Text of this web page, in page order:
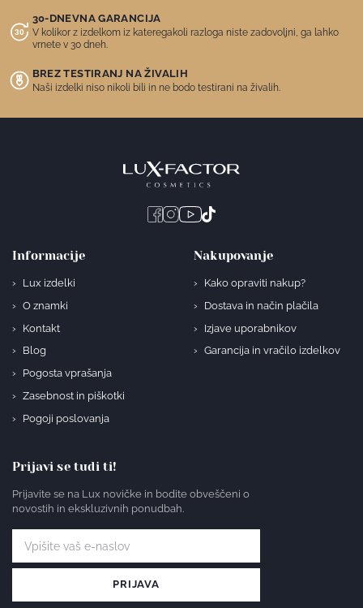
30-DNEVNA GARANCIJA
V kolikor z izdelkom iz kateregakoli razloga niste zadovoljni, ga lahko
vrnete v 30 dneh.
BREZ TESTIRANJ NA ŽIVALIH
Naši izdelki niso nikoli bili in ne bodo testirani na živalih.
Informacije
Lux izdelki
O znamki
Kontakt
Blog
Pogosta vprašanja
Zasebnost in piškotki
Pogoji poslovanja
Nakupovanje
Kako opraviti nakup?
Dostava in način plačila
Izjave uporabnikov
Garancija in vračilo izdelkov
Prijavi se tudi ti!
Prijavite se na Lux novičke in bodite obveščeni o
novostih in ekskluzivnih ponudbah.
PRIJAVA